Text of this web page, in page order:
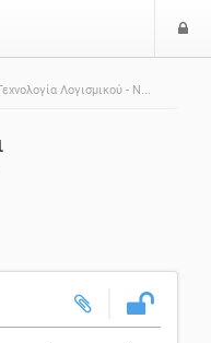
Λογισμικού - Ν...